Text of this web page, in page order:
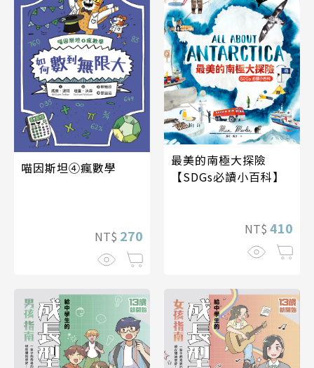
喵因斯坦④瘋數學
NT$ 270
最美的南極大探險
【SDGs必讀小百科】
NT$ 410